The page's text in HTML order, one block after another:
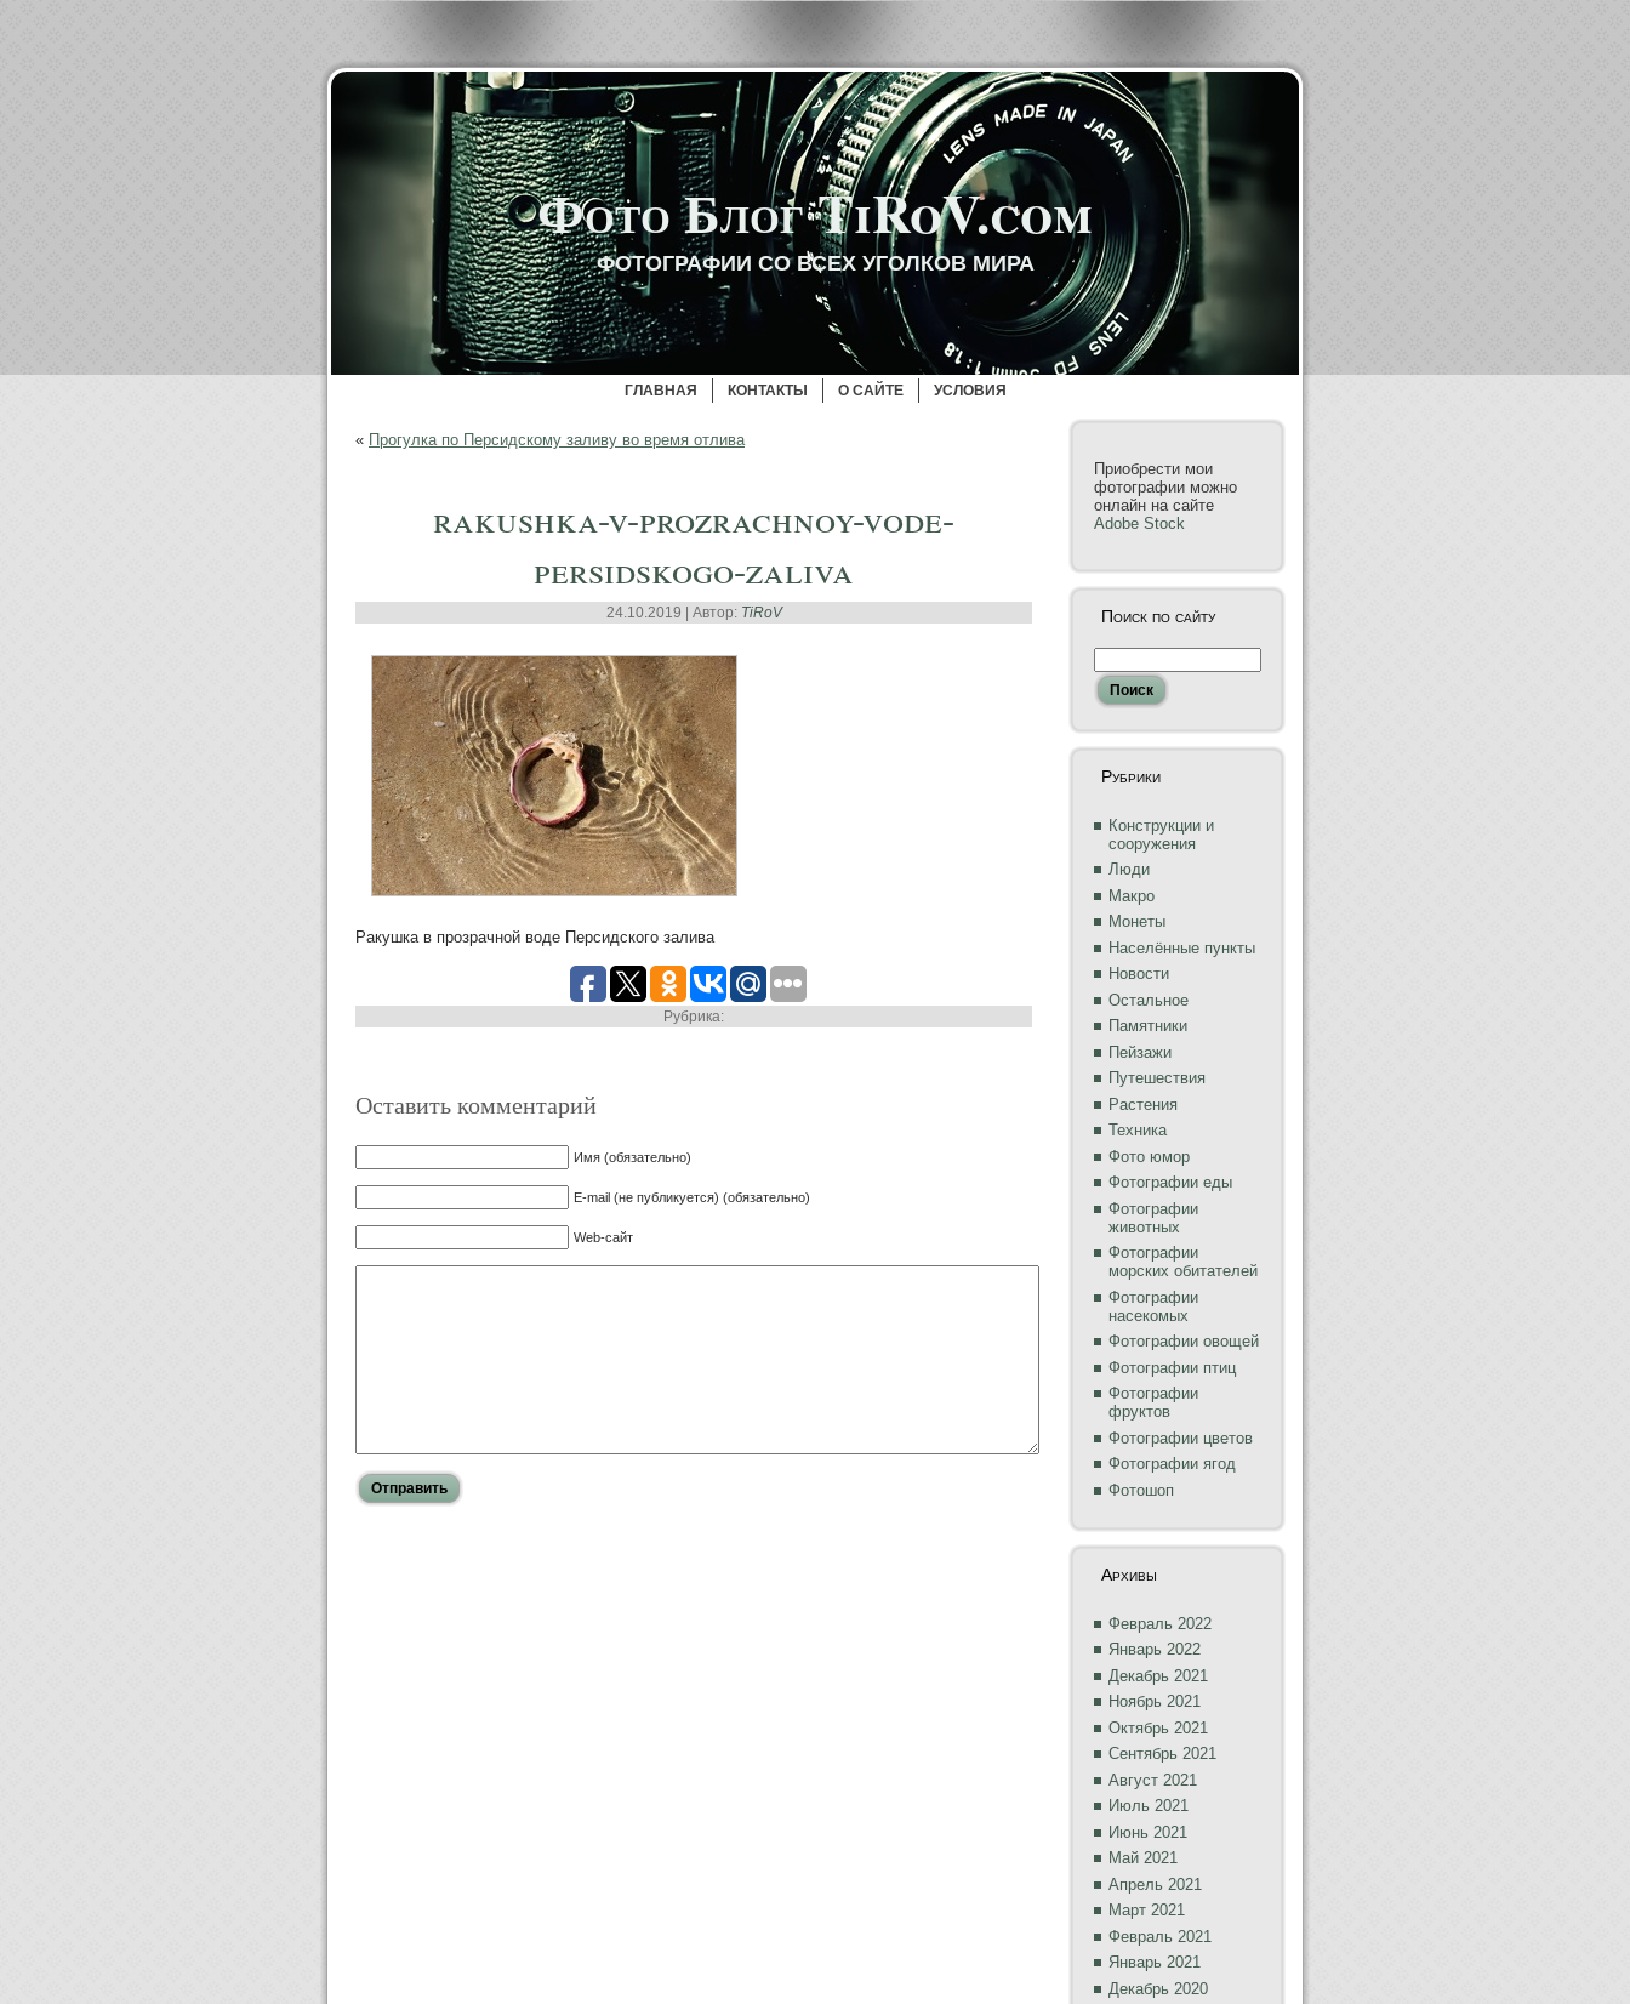
Фото Блог TiRoV.com
ФОТОГРАФИИ СО ВСЕХ УГОЛКОВ МИРА
ГЛАВНАЯ КОНТАКТЫ О САЙТЕ УСЛОВИЯ
« Прогулка по Персидскому заливу во время отлива
rakushka-v-prozrachnoy-vode-
persidskogo-zaliva
24.10.2019 | Автор: TiRoV
Ракушка в прозрачной воде Персидского залива
Рубрика:
Оставить комментарий
Имя (обязательно)
E-mail (не публикуется) (обязательно)
Web-сайт
Приобрести мои
фотографии можно
онлайн на сайте
Adobe Stock
Поиск по сайту
Рубрики
Конструкции и
сооружения
Люди
Макро
Монеты
Населённые пункты
Новости
Остальное
Памятники
Пейзажи
Путешествия
Растения
Техника
Фото юмор
Фотографии еды
Фотографии
животных
Фотографии
морских обитателей
Фотографии
насекомых
Фотографии овощей
Фотографии птиц
Фотографии
фруктов
Фотографии цветов
Фотографии ягод
Фотошоп
Архивы
Февраль 2022
Январь 2022
Декабрь 2021
Ноябрь 2021
Октябрь 2021
Сентябрь 2021
Август 2021
Июль 2021
Июнь 2021
Май 2021
Апрель 2021
Март 2021
Февраль 2021
Январь 2021
Декабрь 2020